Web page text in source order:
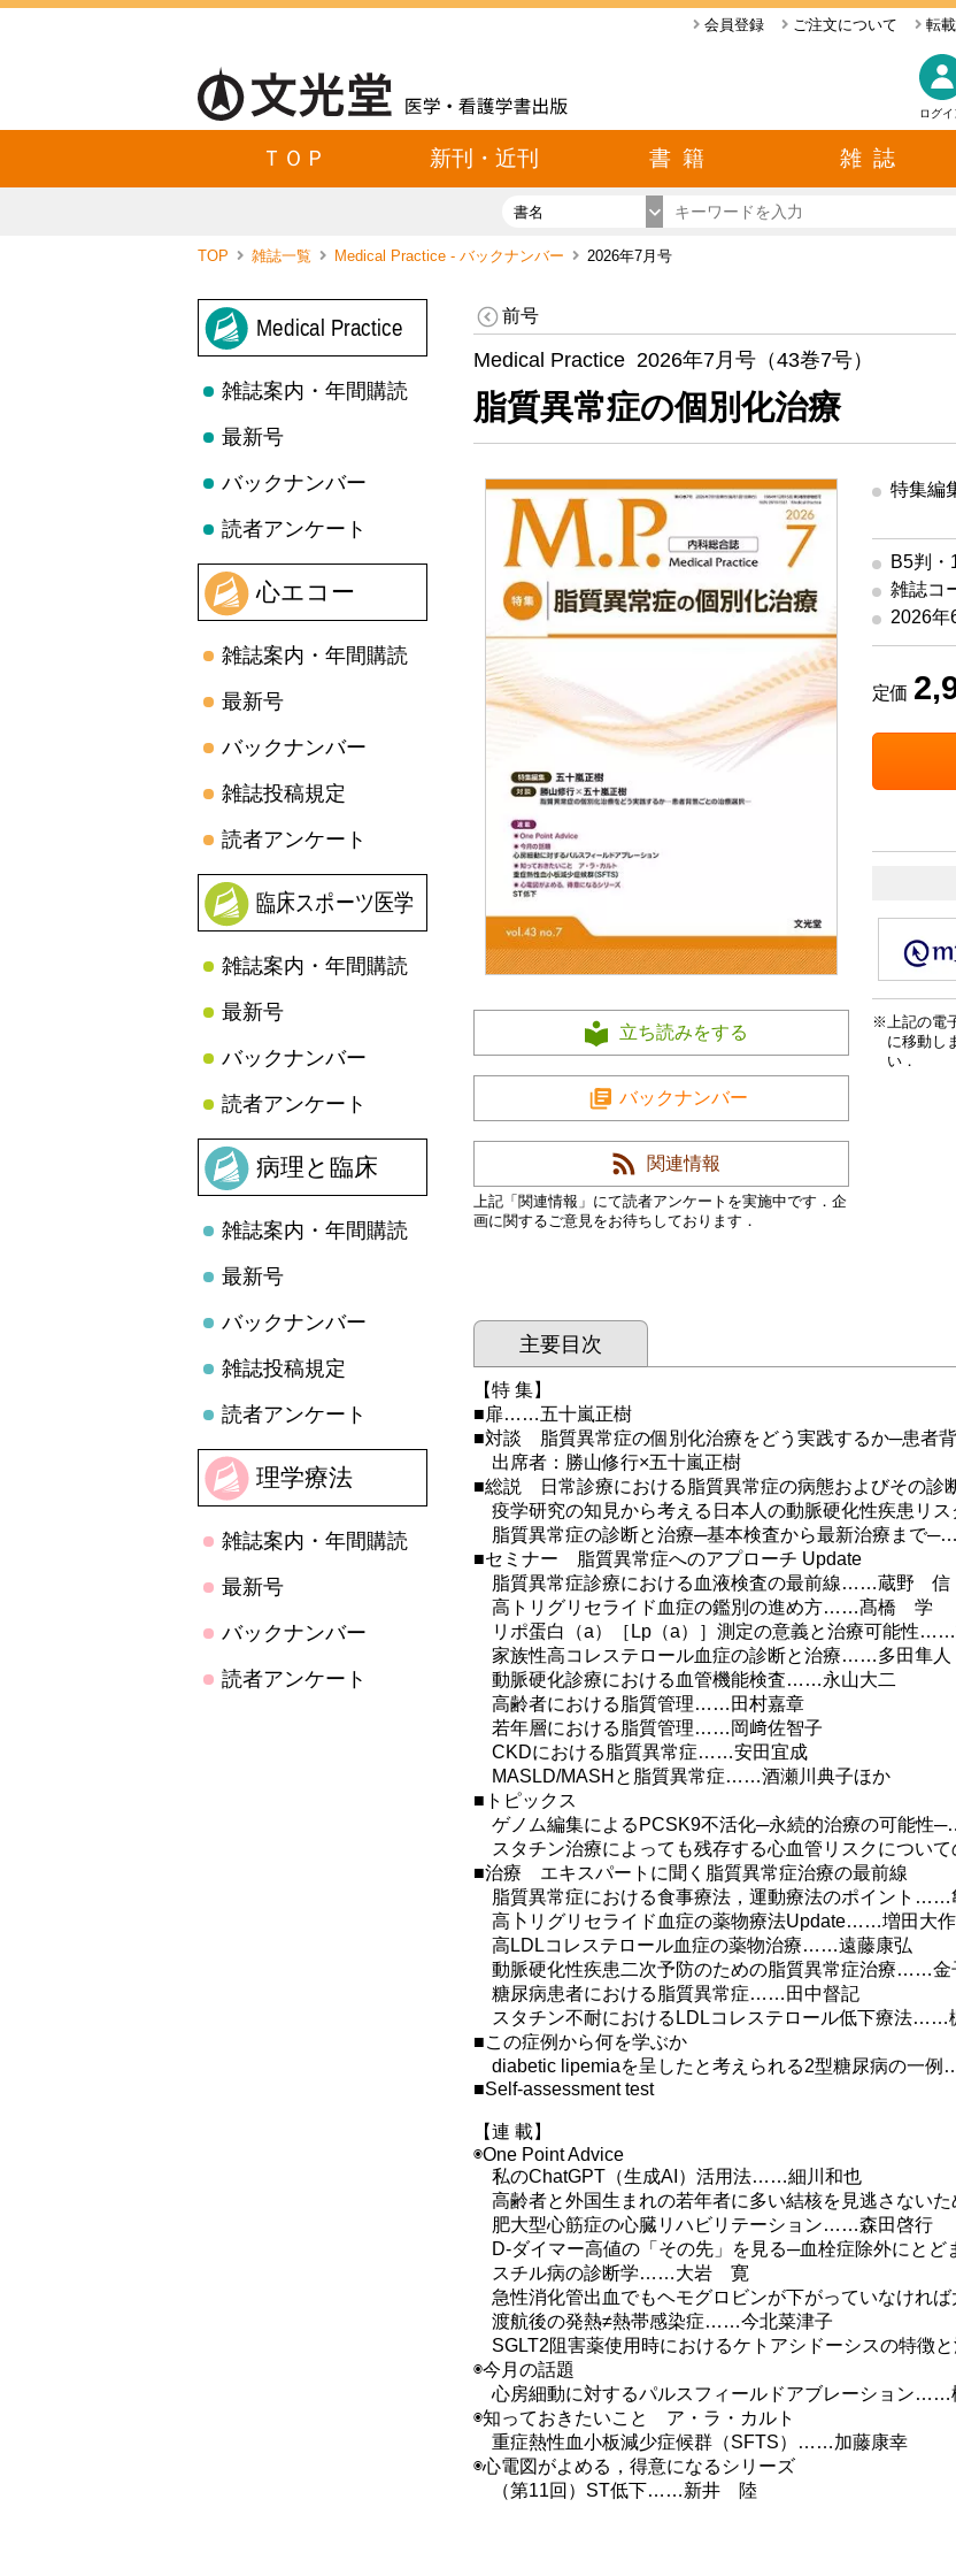
転
ご注文について
会員登録
ログイ
ＴＯＰ 新刊・近刊 書 籍 雑 誌
書名
TOP 雑誌一覧 Medical Practice - バックナンバー 2026年7月号
Medical Practice
雑誌案内・年間購読
最新号
バックナンバー
読者アンケート
心エコー
雑誌案内・年間購読
最新号
バックナンバー
雑誌投稿規定
読者アンケート
臨床スポーツ医学
雑誌案内・年間購読
最新号
バックナンバー
読者アンケート
病理と臨床
雑誌案内・年間購読
最新号
バックナンバー
雑誌投稿規定
読者アンケート
理学療法
雑誌案内・年間購読
最新号
バックナンバー
読者アンケート
前号
Medical Practice 2026年7月号（43巻7号）
脂質異常症の個別化治療
立ち読みをする
バックナンバー
関連情報
上記「関連情報」にて読者アンケートを実施中です．企
画に関するご意見をお待ちしております．
特集編
B5判・
雑誌コ
2026年
定価
上記の電
に移動し
い．
主要目次
【特 集】
■扉……五十嵐正樹
■対談 脂質異常症の個別化治療をどう実践するか─患者
出席者：勝山修行×五十嵐正樹
■総説 日常診療における脂質異常症の病態およびその診
疫学研究の知見から考える日本人の動脈硬化性疾患リ
脂質異常症の診断と治療─基本検査から最新治療まで
■セミナー 脂質異常症へのアプローチ Update
脂質異常症診療における血液検査の最前線……蔵野 信
高トリグリセライド血症の鑑別の進め方……髙橋 学
リポ蛋白（a）［Lp（a）］測定の意義と治療可能性
家族性高コレステロール血症の診断と治療……多田隼人
動脈硬化診療における血管機能検査……永山大二
高齢者における脂質管理……田村嘉章
若年層における脂質管理……岡﨑佐智子
CKDにおける脂質異常症……安田宜成
MASLD/MASHと脂質異常症……酒瀬川典子ほか
■トピックス
ゲノム編集によるPCSK9不活化─永続的治療の可能性
スタチン治療によっても残存する心血管リスクについ
■治療 エキスパートに聞く脂質異常症治療の最前線
脂質異常症における食事療法，運動療法のポイント……
高卜リグリセライド血症の薬物療法Update……増田大作
高LDLコレステロール血症の薬物治療……遠藤康弘
動脈硬化性疾患二次予防のための脂質異常症治療……金
糖尿病患者における脂質異常症……田中督記
スタチン不耐におけるLDLコレステロール低下療法……
■この症例から何を学ぶか
diabetic lipemiaを呈したと考えられる2型糖尿病の一
■Self-assessment test
【連 載】
◉One Point Advice
私のChatGPT（生成AI）活用法……細川和也
高齢者と外国生まれの若年者に多い結核を見逃さない
肥大型心筋症の心臓リハビリテーション……森田啓行
D-ダイマー高値の「その先」を見る─血栓症除外にと
スチル病の診断学……大岩 寛
急性消化管出血でもヘモグロビンが下がっていなけれ
渡航後の発熱≠熱帯感染症……今北菜津子
SGLT2阻害薬使用時におけるケトアシドーシスの特徴
◉今月の話題
心房細動に対するパルスフィールドアブレーション……
◉知っておきたいこと ア・ラ・カルト
重症熱性血小板減少症候群（SFTS）……加藤康幸
◉心電図がよめる，得意になるシリーズ
（第11回）ST低下……新井 陸